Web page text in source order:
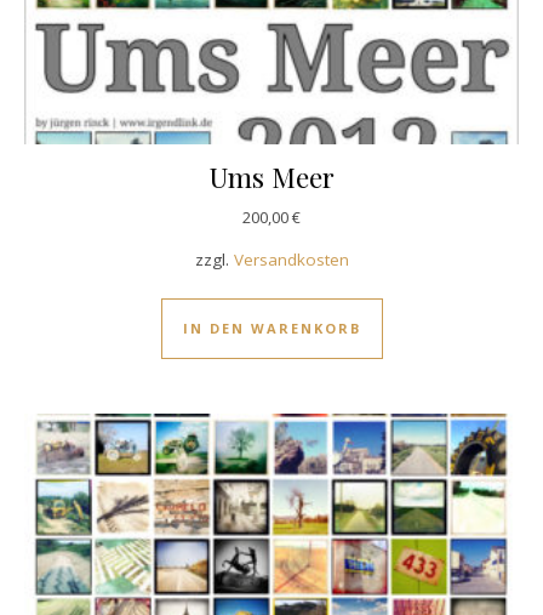
Ums Meer
200,00€
zzgl. Versandkosten
IN DEN WARENKORB